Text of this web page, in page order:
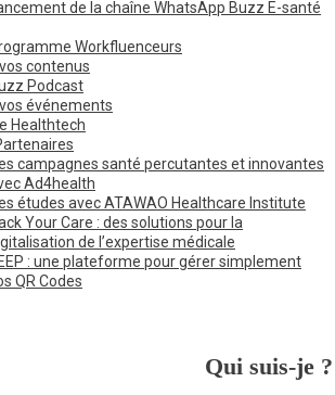
de la chaîne WhatsApp Buzz E-santé
Workfluenceurs
contenus
Podcast
événements
Healthtech
campagnes santé percutantes et innovantes
Ad4health
études avec ATAWAO Healthcare Institute
Your Care : des solutions pour la
de l’expertise médicale
: une plateforme pour gérer simplement
QR Codes
Qui suis-je ?